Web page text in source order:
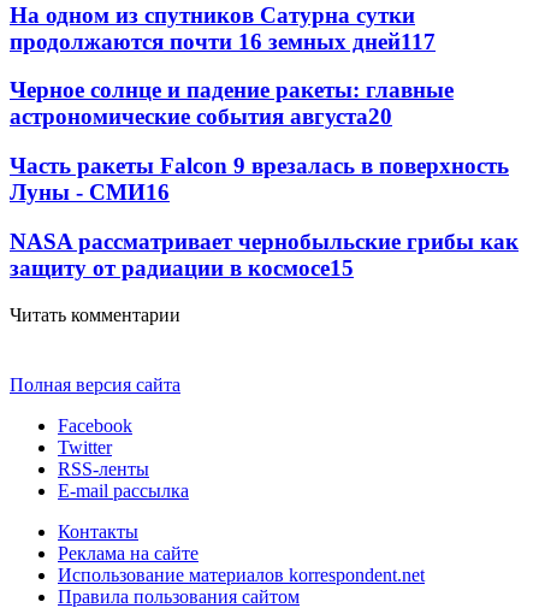
На одном из спутников Сатурна сутки
продолжаются почти 16 земных дней117
Черное солнце и падение ракеты: главные
астрономические события августа20
Часть ракеты Falcon 9 врезалась в поверхность
Луны - СМИ16
NASA рассматривает чернобыльские грибы как
защиту от радиации в космосе15
Читать комментарии
Полная версия сайта
Facebook
Twitter
RSS-ленты
E-mail рассылка
Контакты
Реклама на сайте
Использование материалов korrespondent.net
Правила пользования сайтом